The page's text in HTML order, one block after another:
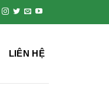
LIÊN HỆ